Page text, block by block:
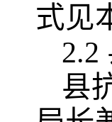
式见
2.2
县